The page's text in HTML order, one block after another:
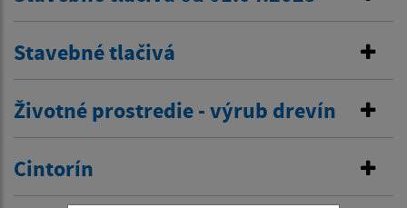
Stavebné tlačivá
Životné prostredie - výrub drevín
Cintorín